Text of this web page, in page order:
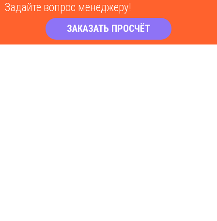
Задайте вопрос менеджеру!
ЗАКАЗАТЬ ПРОСЧЁТ